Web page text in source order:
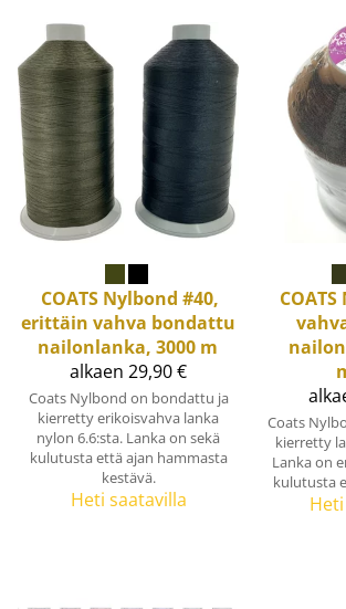
COATS Nylbond #40,
erittäin vahva bondattu
nailonlanka, 3000 m
alkaen 29,90 €
Coats Nylbond on bondattu ja
kierretty erikoisvahva lanka
nylon 6.6:sta. Lanka on sekä
kulutusta että ajan hammasta
kestävä.
Heti saatavilla
COATS
Coats
kierretty
Lanka on
kulutusta